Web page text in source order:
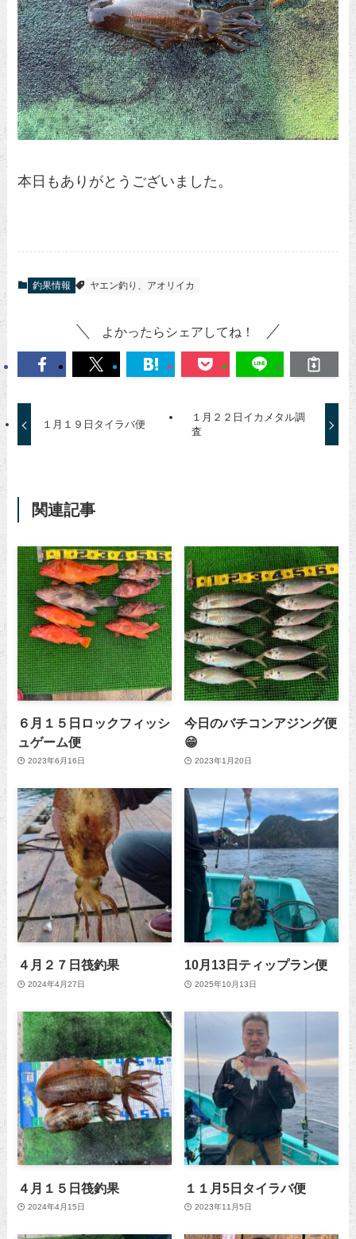
本日もありがとうございました。
釣果情報 ヤエン釣り、アオリイカ
よかったらシェアしてね！
１月１９日タイラバ便
１月２２日イカメタル調
査
関連記事
６月１５日ロックフィッシ
ュゲーム便
2023年6月16日
今日のバチコンアジング便
😁
2023年1月20日
４月２７日筏釣果
2024年4月27日
10月13日ティップラン便
2025年10月13日
４月１５日筏釣果
2024年4月15日
１１月5日タイラバ便
2023年11月5日